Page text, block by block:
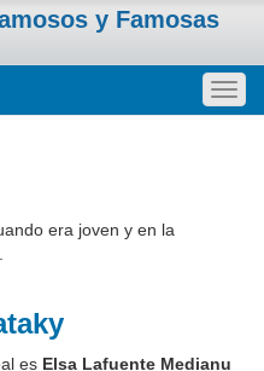
y Famosas
era joven y en la
es Elsa Lafuente Medianu